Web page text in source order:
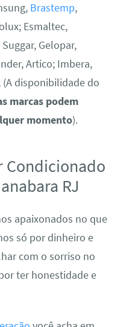
Brastemp,
Esmaltec,
Gelopar,
Artico; Imbera,
disponibilidade do
marcas podem
momento).
Condicionado
RJ
apaixonados no que
só por dinheiro e
com o sorriso no
ter honestidade e